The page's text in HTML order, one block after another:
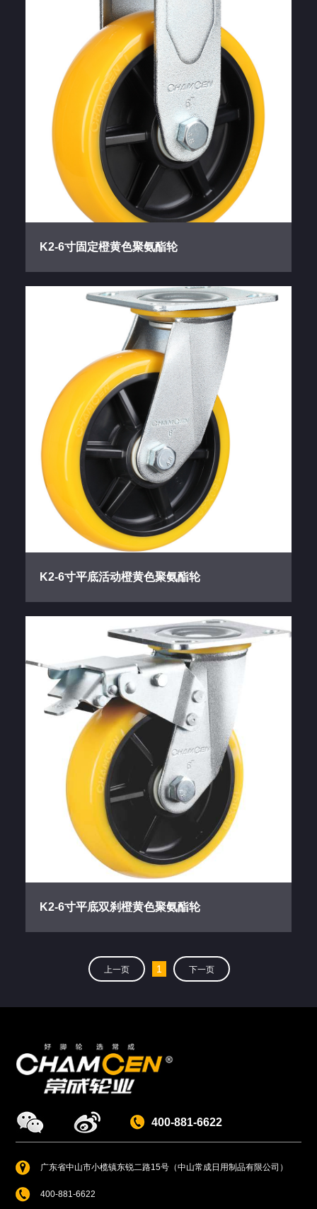
K2-6寸固定橙黄色聚氨酯轮
K2-6寸平底活动橙黄色聚氨酯轮
K2-6寸平底双刹橙黄色聚氨酯轮
上一页 1 下一页
400-881-6622
广东省中山市小榄镇东锐二路15号（中山常成日用制品有限公司）
400-881-6622